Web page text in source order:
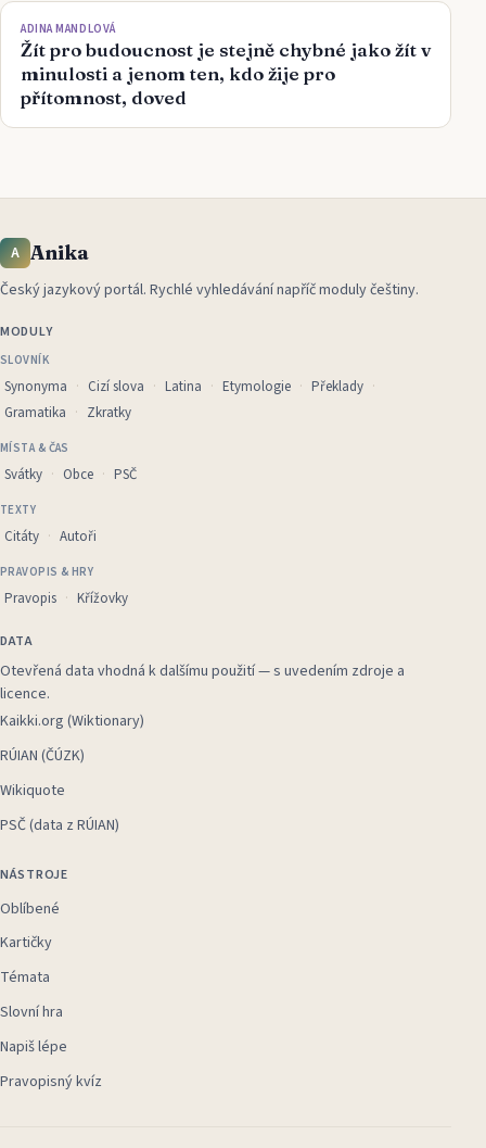
ADINA MANDLOVÁ
Žít pro budoucnost je stejně chybné jako žít v
minulosti a jenom ten, kdo žije pro
přítomnost, doved
A Anika
Český jazykový portál. Rychlé vyhledávání napříč moduly češtiny.
MODULY
SLOVNÍK
Synonyma Cizí slova Latina Etymologie
Překlady
Gramatika
Zkratky
MÍSTA & ČAS
Svátky Obce PSČ
TEXTY
Citáty Autoři
PRAVOPIS & HRY
Pravopis Křížovky
DATA
Otevřená data vhodná k dalšímu použití — s uvedením zdroje a
licence.
Kaikki.org (Wiktionary)
RÚIAN (ČÚZK)
Wikiquote
PSČ (data z RÚIAN)
NÁSTROJE
Oblíbené
Kartičky
Témata
Slovní hra
Napiš lépe
Pravopisný kvíz